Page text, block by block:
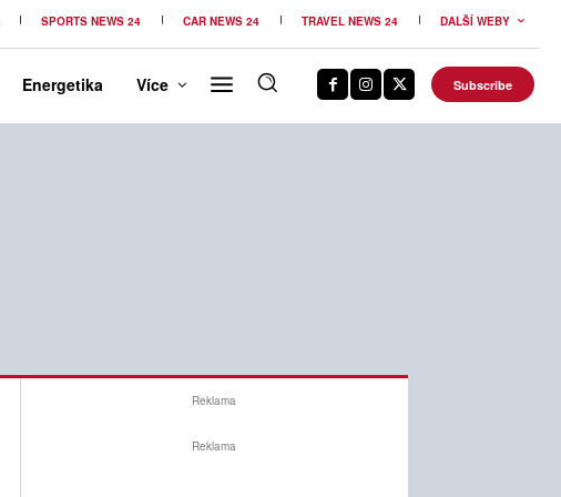
SPORTS NEWS 24 CAR NEWS 24 TRAVEL NEWS 24 DALŠÍ WEBY
Energetika Více Subscribe
Reklama
Reklama